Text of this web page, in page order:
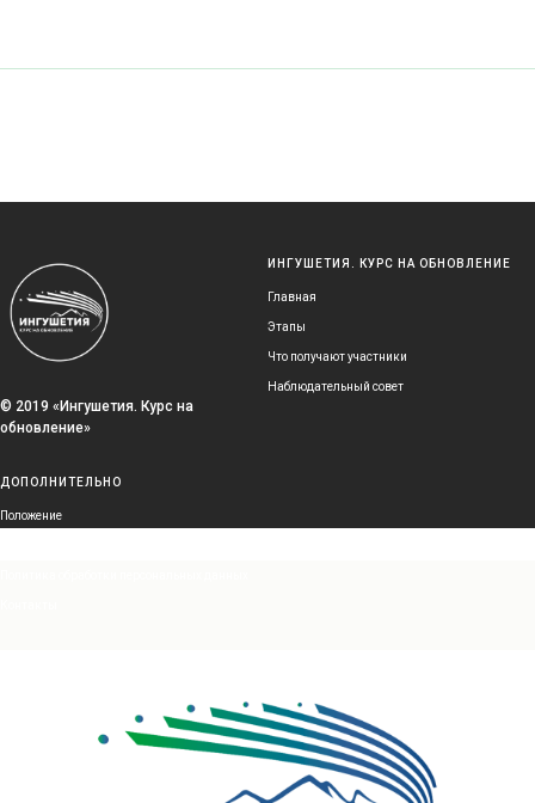
© 2019 «Ингушетия. Курс на
обновление»
ИНГУШЕТИЯ. КУРС НА ОБНОВЛЕНИЕ
Главная
Этапы
Что получают участники
Наблюдательный совет
ДОПОЛНИТЕЛЬНО
Положение